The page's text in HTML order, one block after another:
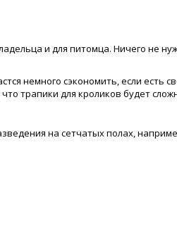
и для питомца. Ничего не
немного сэкономить, если
трапики для кроликов будет
на сетчатых полах,